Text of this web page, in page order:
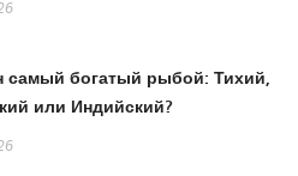
самый богатый рыбой: Тихий,
или Индийский?